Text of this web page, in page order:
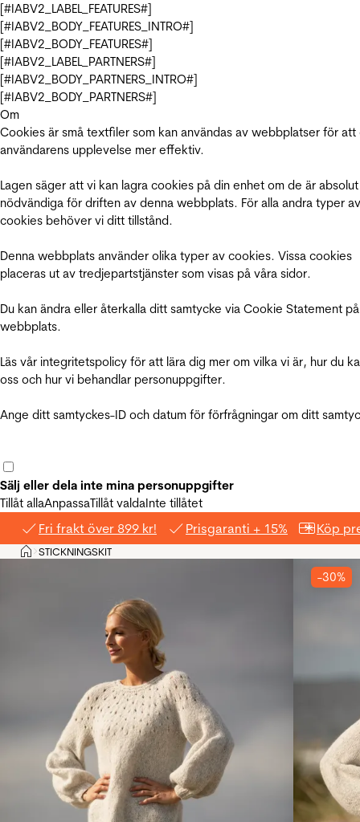
[#IABV2_LABEL_FEATURES#]
[#IABV2_BODY_FEATURES_INTRO#]
[#IABV2_BODY_FEATURES#]
[#IABV2_LABEL_PARTNERS#]
[#IABV2_BODY_PARTNERS_INTRO#]
[#IABV2_BODY_PARTNERS#]
Om
Cookies är små textfiler som kan användas av webbplatser för att
användarens upplevelse mer effektiv.
Lagen säger att vi kan lagra cookies på din enhet om de är absolut
nödvändiga för driften av denna webbplats. För alla andra typer av
cookies behöver vi ditt tillstånd.
Denna webbplats använder olika typer av cookies. Vissa cookies
placeras ut av tredjepartstjänster som visas på våra sidor.
Du kan ändra eller återkalla ditt samtycke via Cookie Statement
webbplats.
Läs vår integritetspolicy för att lära dig mer om vilka vi är, hur du
oss och hur vi behandlar personuppgifter.
Ange ditt samtyckes-ID och datum för förfrågningar om ditt
Sälj eller dela inte mina personuppgifter
Tillåt allaAnpassaTillåt valdaInte tillåtet
Fri frakt över 899 kr! Prisgaranti + 15% Köp
Hem
>STICKNINGSKIT
-30%